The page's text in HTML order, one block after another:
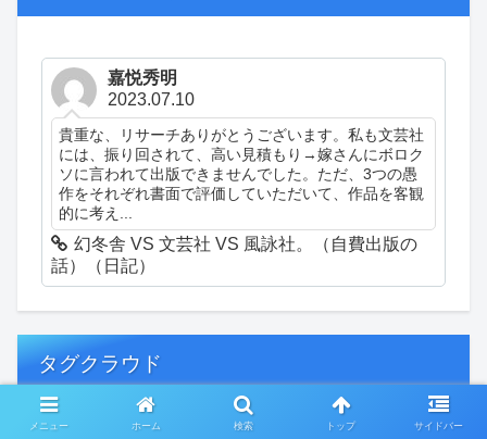
嘉悦秀明
2023.07.10
貴重な、リサーチありがとうございます。私も文芸社
には、振り回されて、高い見積もり→嫁さんにボロク
ソに言われて出版できませんでした。ただ、3つの愚
作をそれぞれ書面で評価していただいて、作品を客観
的に考え...
幻冬舎 VS 文芸社 VS 風詠社。（自費出版の
話）（日記）
タグクラウド
メニュー ホーム 検索 トップ サイドバー